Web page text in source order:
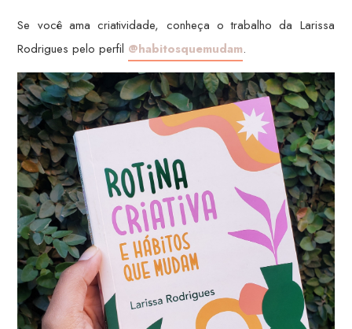
Se você ama criatividade, conheça o trabalho da Larissa
Rodrigues pelo perfil @habitosquemudam.